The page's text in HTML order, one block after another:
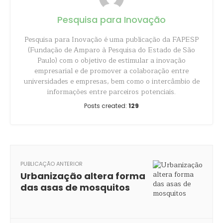
Pesquisa para Inovação
Pesquisa para Inovação é uma publicação da FAPESP
(Fundação de Amparo à Pesquisa do Estado de São
Paulo) com o objetivo de estimular a inovação
empresarial e de promover a colaboração entre
universidades e empresas, bem como o intercâmbio de
informações entre parceiros potenciais.
Posts created: 129
PUBLICAÇÃO ANTERIOR
Urbanização altera forma
das asas de mosquitos